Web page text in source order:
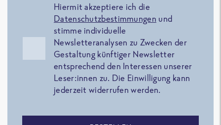
Hiermit akzeptiere ich die
Datenschutzbestimmungen und
stimme individuelle
Newsletteranalysen zu Zwecken der
Gestaltung künftiger Newsletter
entsprechend den Interessen unserer
Leser:innen zu. Die Einwilligung kann
jederzeit widerrufen werden.